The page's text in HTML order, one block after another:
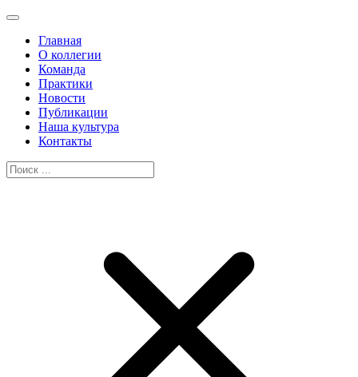
Главная
О коллегии
Команда
Практики
Новости
Публикации
Наша культура
Контакты